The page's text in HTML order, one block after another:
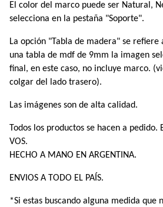
El color del marco puede ser Natural,
selecciona en la pestaña "Soporte".
La opción "Tabla de madera" se refiere
una tabla de mdf de 9mm la imagen
final, en este caso, no incluye marco.
colgar del lado trasero).
Las imágenes son de alta calidad.
Todos los productos se hacen a pedido.
VOS.
HECHO A MANO EN ARGENTINA.
ENVIOS A TODO EL PAÍS.
*Si estas buscando alguna medida que